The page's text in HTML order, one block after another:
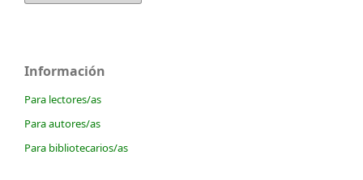
Información
Para lectores/as
Para autores/as
Para bibliotecarios/as